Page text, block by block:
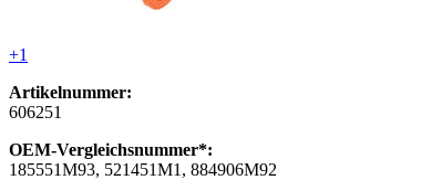
+1
Artikelnummer:
606251
OEM-Vergleichsnummer*:
185551M93, 521451M1, 884906M92